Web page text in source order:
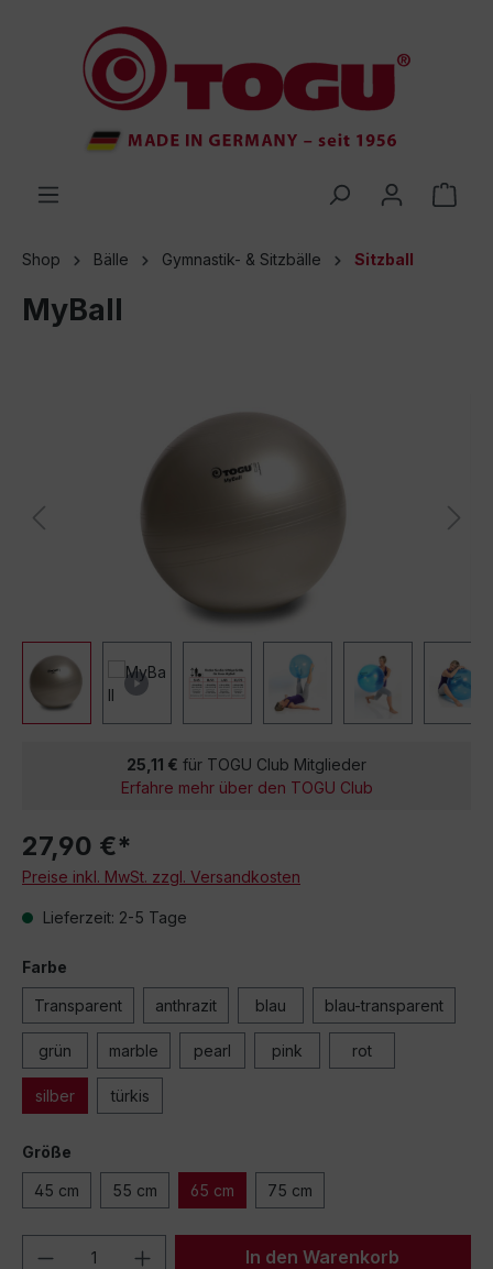
springen
Shop Bälle Gymnastik- & Sitzbälle Sitzball
MyBall
25,11 € für TOGU Club Mitglieder
Erfahre mehr über den TOGU Club
27,90 €*
Preise inkl. MwSt. zzgl. Versandkosten
Lieferzeit: 2-5 Tage
Farbe
Transparent anthrazit blau blau-transparent
grün marble pearl pink rot
silber türkis
Größe
45 cm 55 cm 65 cm 75 cm
Produkt Anzahl: Gib denIn den Warenkorb